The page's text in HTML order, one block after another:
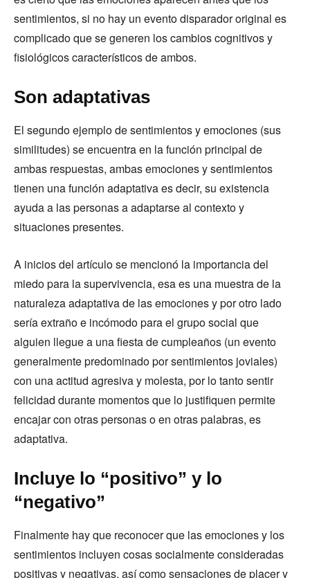
sentimientos, si no hay un evento disparador original es
complicado que se generen los cambios cognitivos y
fisiológicos característicos de ambos.
Son adaptativas
El segundo ejemplo de sentimientos y emociones (sus
similitudes) se encuentra en la función principal de
ambas respuestas, ambas emociones y sentimientos
tienen una función adaptativa es decir, su existencia
ayuda a las personas a adaptarse al contexto y
situaciones presentes.
A inicios del artículo se mencionó la importancia del
miedo para la supervivencia, esa es una muestra de la
naturaleza adaptativa de las emociones y por otro lado
sería extraño e incómodo para el grupo social que
alguien llegue a una fiesta de cumpleaños (un evento
generalmente predominado por sentimientos joviales)
con una actitud agresiva y molesta, por lo tanto sentir
felicidad durante momentos que lo justifiquen permite
encajar con otras personas o en otras palabras, es
adaptativa.
Incluye lo “positivo” y lo
“negativo”
Finalmente hay que reconocer que las emociones y los
sentimientos incluyen cosas socialmente consideradas
positivas y negativas, así como sensaciones de placer y